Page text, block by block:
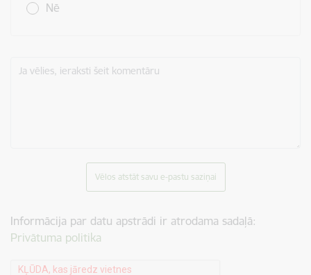
Nē
Ja vēlies, ieraksti šeit komentāru
Vēlos atstāt savu e-pastu saziņai
Informācija par datu apstrādi ir atrodama sadaļā:
Privātuma politika